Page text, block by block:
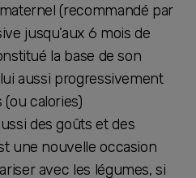
(recommandé par
jusqu’aux 6 mois de
la base de son
aussi progressivement
calories)
des goûts et des
une nouvelle occasion
avec les légumes, si